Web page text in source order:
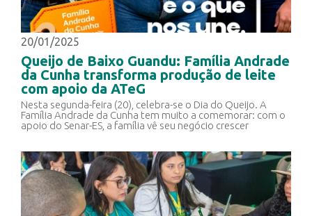
20/01/2025
Queijo de Baixo Guandu: Família Andrade
da Cunha transforma produção de leite
com apoio da ATeG
Nesta segunda-feira (20), celebra-se o Dia do Queijo. A
Família Andrade da Cunha tem muito a comemorar: com o
apoio do Senar-ES, a família vê seu negócio crescer